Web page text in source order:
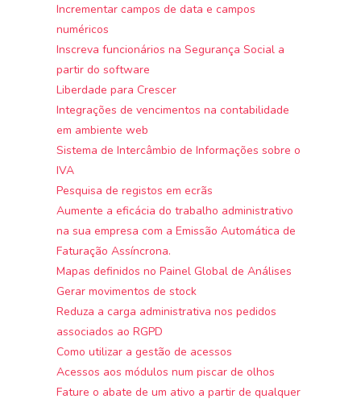
Incrementar campos de data e campos
numéricos
Inscreva funcionários na Segurança Social a
partir do software
Liberdade para Crescer
Integrações de vencimentos na contabilidade
em ambiente web
Sistema de Intercâmbio de Informações sobre o
IVA
Pesquisa de registos em ecrãs
Aumente a eficácia do trabalho administrativo
na sua empresa com a Emissão Automática de
Faturação Assíncrona.
Mapas definidos no Painel Global de Análises
Gerar movimentos de stock
Reduza a carga administrativa nos pedidos
associados ao RGPD
Como utilizar a gestão de acessos
Acessos aos módulos num piscar de olhos
Fature o abate de um ativo a partir de qualquer